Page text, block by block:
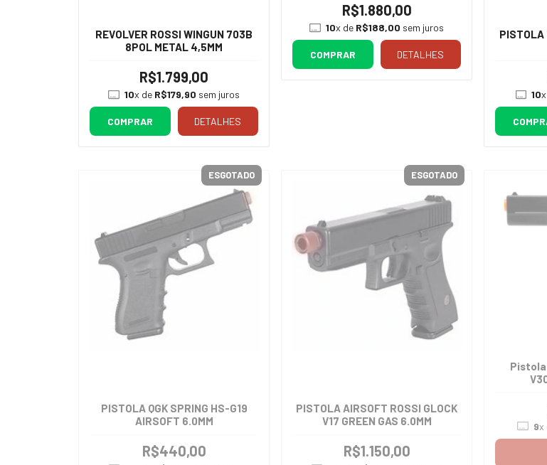
REVOLVER ROSSI WINGUN 703B
8POL METAL 4,5MM
R$1.799,00
10x de R$179,90 sem juros
COMPRAR DETALHES
R$1.880,00
10x de R$188,00 sem juros
COMPRAR DETALHES
PISTOLA
10
ESGOTADO
PISTOLA QGK SPRING HS-G19
AIRSOFT 6.0MM
R$440,00
ESGOTADO
PISTOLA AIRSOFT ROSSI GLOCK
V17 GREEN GAS 6.0MM
R$1.150,00
Pistola
9x